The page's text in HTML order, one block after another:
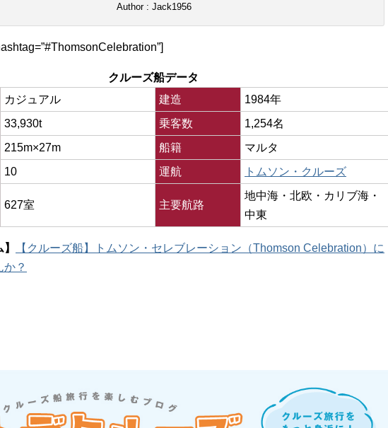
Author : Jack1956
クルーズ船データ
カジュアル 建造
1984年
33,930t 乗客数
1,254名
215m×27m 船籍
マルタ
10 運航 トムソン・クルーズ
627室 主要航路
地中海・北欧・カリブ海・
中東
【クルーズ船】トムソン・セレブレーション（Thomson Celebration）に
？